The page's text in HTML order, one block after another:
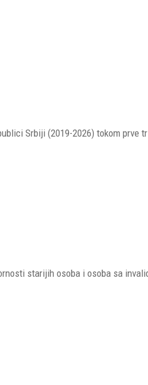
Srbiji (2019-2026) tokom prve
starijih osoba i osoba sa